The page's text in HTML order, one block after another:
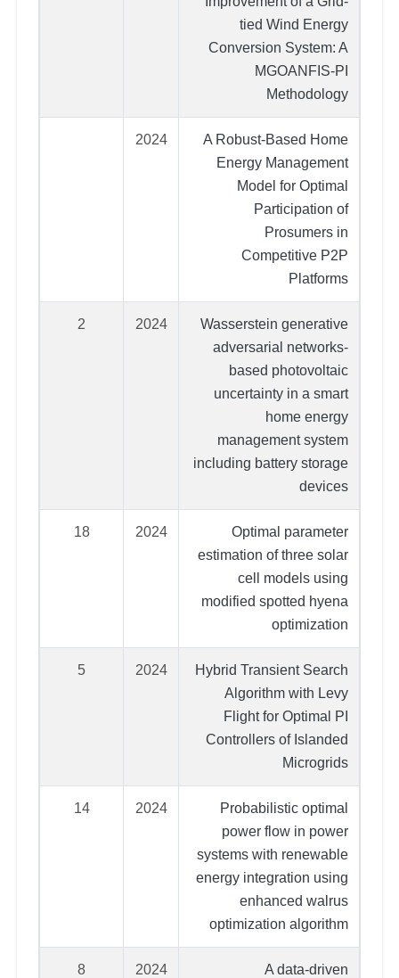
tied Wind Energy
Conversion System: A
MGOANFIS-PI
Methodology
A Robust-Based Home
Energy Management
Model for Optimal
Participation of
Prosumers in
Competitive P2P
Platforms
2024
Wasserstein generative
adversarial networks-
based photovoltaic
uncertainty in a smart
home energy
management system
including battery storage
devices
2024
2
Optimal parameter
estimation of three solar
cell models using
modified spotted hyena
optimization
2024
18
Hybrid Transient Search
Algorithm with Levy
Flight for Optimal PI
Controllers of Islanded
Microgrids
2024
5
Probabilistic optimal
power flow in power
systems with renewable
energy integration using
enhanced walrus
optimization algorithm
2024
14
A data-driven
2024
8